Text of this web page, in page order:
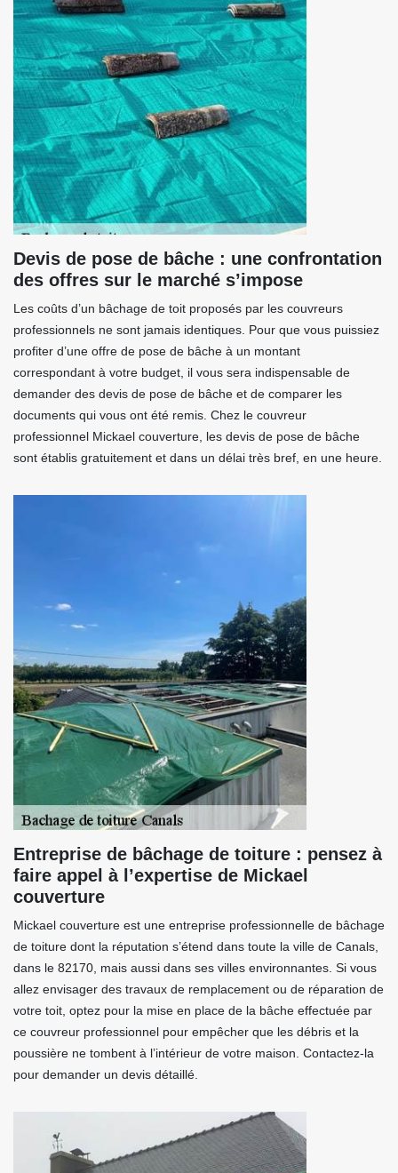
Devis de pose de bâche : une confrontation
des offres sur le marché s’impose
Les coûts d’un bâchage de toit proposés par les couvreurs
professionnels ne sont jamais identiques. Pour que vous puissiez
profiter d’une offre de pose de bâche à un montant
correspondant à votre budget, il vous sera indispensable de
demander des devis de pose de bâche et de comparer les
documents qui vous ont été remis. Chez le couvreur
professionnel Mickael couverture, les devis de pose de bâche
sont établis gratuitement et dans un délai très bref, en une heure.
Entreprise de bâchage de toiture : pensez à
faire appel à l’expertise de Mickael
couverture
Mickael couverture est une entreprise professionnelle de bâchage
de toiture dont la réputation s’étend dans toute la ville de Canals,
dans le 82170, mais aussi dans ses villes environnantes. Si vous
allez envisager des travaux de remplacement ou de réparation de
votre toit, optez pour la mise en place de la bâche effectuée par
ce couvreur professionnel pour empêcher que les débris et la
poussière ne tombent à l’intérieur de votre maison. Contactez-la
pour demander un devis détaillé.